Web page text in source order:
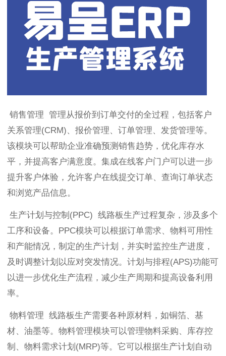
销售管理 管理从报价到订单交付的全过程，包括客户
关系管理(CRM)、报价管理、订单管理、发货管理等。
该模块可以帮助企业准确预测销售趋势，优化库存水
平，并提高客户满意度。集成在线客户门户可以进一步
提升客户体验，允许客户在线提交订单、查询订单状态
和浏览产品信息。
生产计划与控制(PPC) 线路板生产过程复杂，涉及多个
工序和设备。PPC模块可以根据订单需求、物料可用性
和产能情况，制定的生产计划，并实时监控生产进度，
及时调整计划以应对突发情况。计划与排程(APS)功能可
以进一步优化生产流程，减少生产周期和提高设备利用
率。
物料管理 线路板生产需要各种原材料，如铜箔、基
材、油墨等。物料管理模块可以管理物料采购、库存控
制、物料需求计划(MRP)等。它可以根据生产计划自动